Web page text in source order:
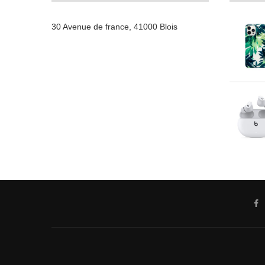
30 Avenue de france, 41000 Blois